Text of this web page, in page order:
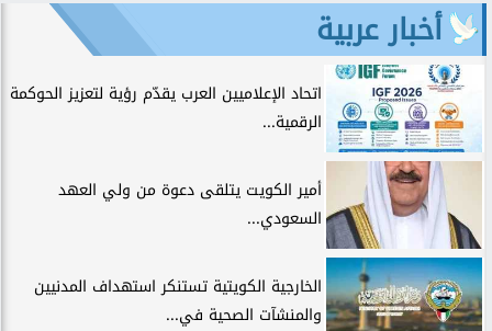
أخبار عربية
اتحاد الإعلاميين العرب يقدّم رؤية لتعزيز الحوكمة
الرقمية...
أمير الكويت يتلقى دعوة من ولي العهد
السعودي...
الخارجية الكويتية تستنكر استهداف المدنيين
والمنشآت الصحية في...